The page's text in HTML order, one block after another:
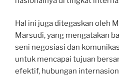
Hal ini juga ditegaskan oleh
Marsudi, yang mengatakan
seni negosiasi dan
untuk mencapai tujuan
efektif, hubungan